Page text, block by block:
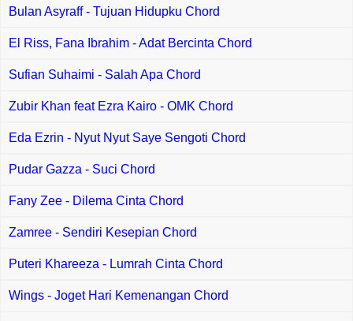
Bulan Asyraff - Tujuan Hidupku Chord
El Riss, Fana Ibrahim - Adat Bercinta Chord
Sufian Suhaimi - Salah Apa Chord
Zubir Khan feat Ezra Kairo - OMK Chord
Eda Ezrin - Nyut Nyut Saye Sengoti Chord
Pudar Gazza - Suci Chord
Fany Zee - Dilema Cinta Chord
Zamree - Sendiri Kesepian Chord
Puteri Khareeza - Lumrah Cinta Chord
Wings - Joget Hari Kemenangan Chord